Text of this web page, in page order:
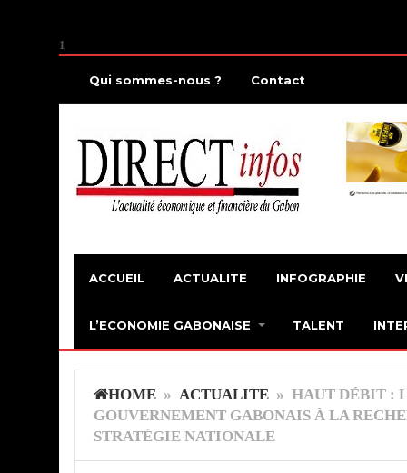
1
Qui sommes-nous ? Contact
ACCUEIL ACTUALITE INFOGRAPHIE
L’ECONOMIE GABONAISE TALENT
HOME » ACTUALITE » HAUT DÉBIT :
GOUVERNEMENT GABONAIS À LA
STRATÉGIE NATIONALE